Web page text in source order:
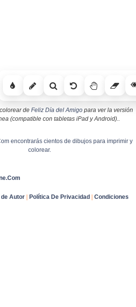
de Feliz Día del Amigo para ver la versión
(compatible con tabletas iPad y Android)..
encontrarás cientos de dibujos para imprimir y
colorear.
Autor | Política De Privacidad | Condiciones